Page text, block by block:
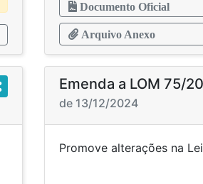
Documento Oficial
Arquivo Anexo
Emenda a LOM 75/
de 13/12/2024
Promove alterações